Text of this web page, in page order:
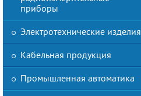
приборы
Электротехнические изделия
Кабельная продукция
Промышленная автоматика